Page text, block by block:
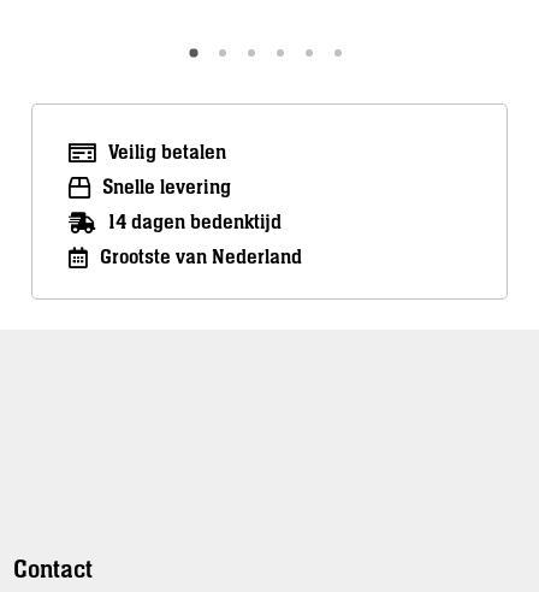
Veilig betalen
Snelle levering
14 dagen bedenktijd
Grootste van Nederland
Contact